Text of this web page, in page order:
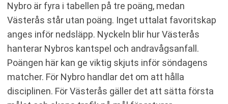
Nybro är fyra i tabellen på tre poäng, medan
Västerås står utan poäng. Inget uttalat favoritskap
anges inför nedsläpp. Nyckeln blir hur Västerås
hanterar Nybros kantspel och andravågsanfall.
Poängen här kan ge viktig skjuts inför söndagens
matcher. För Nybro handlar det om att hålla
disciplinen. För Västerås gäller det att sätta första